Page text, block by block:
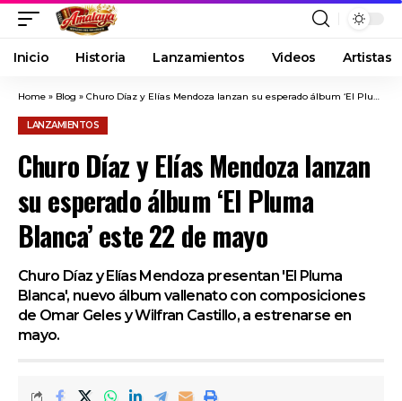
Inicio Historia Lanzamientos Videos Artistas
Home » Blog » Churo Díaz y Elías Mendoza lanzan su esperado álbum ‘El Pluma Blanca’ este 22 de mayo
LANZAMIENTOS
Churo Díaz y Elías Mendoza lanzan
su esperado álbum ‘El Pluma
Blanca’ este 22 de mayo
Churo Díaz y Elías Mendoza presentan 'El Pluma
Blanca', nuevo álbum vallenato con composiciones
de Omar Geles y Wilfran Castillo, a estrenarse en
mayo.